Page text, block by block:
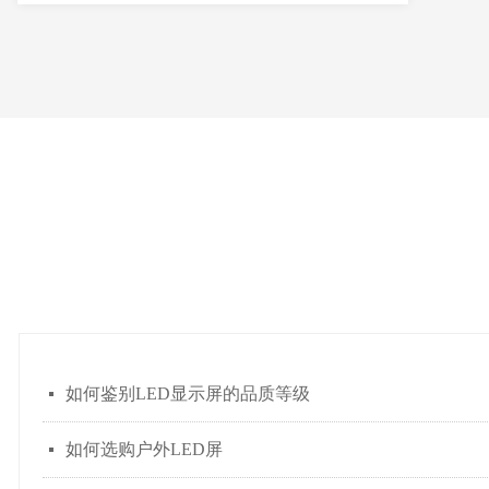
넷 如何鉴别LED显示屏的品质等级
넷 如何选购户外LED屏